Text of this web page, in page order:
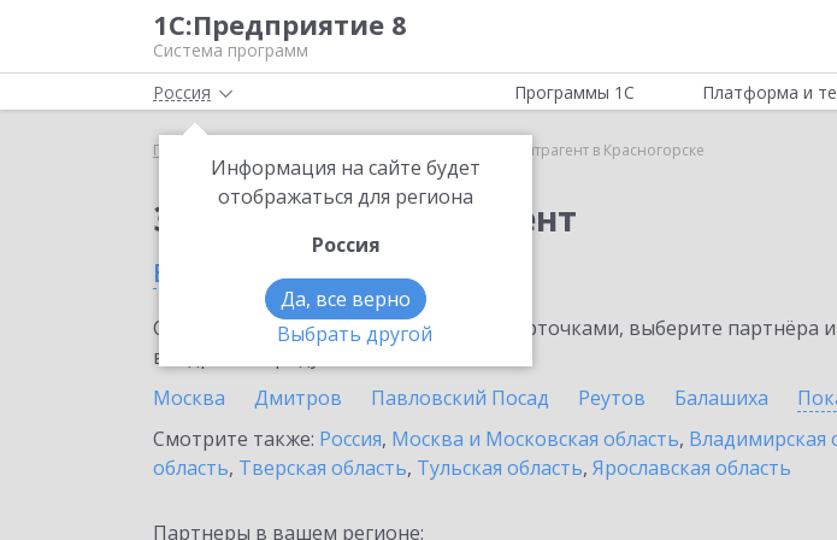
1С:Предприятие 8
Система программ
Россия
Информация на сайте будет
отображаться для региона
Россия
Да, все верно
Выбрать другой
Программы 1С Платформа и
Главная 1С:Контрагент в Красногорске
Заказать 1С:Контрагент
в Красногорске
Ознакомьтесь с информационными карточками, выберите партнёра
внедрение продукта.
Москва
Дмитров Павловский Посад Реутов Балашиха
Смотрите также: Россия, Москва и Московская область, Владимирская
область, Тверская область, Тульская область, Ярославская область
Партнеры в вашем регионе: